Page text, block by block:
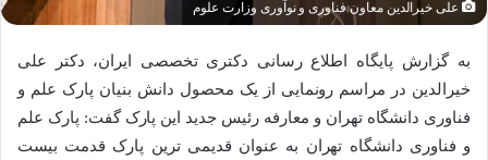
علی خیرالدین معاون فناوری و نوآوری وزارت علوم
به گزارش پایگاه اطلاع رسانی دکتری تخصصی ایران، دکتر علی
خیرالدین در مراسم رونمایی از یک محصول دانش بنیان پارک علم و
فناوری دانشگاه تهران و معارفه رئیس جدید این پارک گفت: پارک علم
و فناوری دانشگاه تهران به عنوان قدیمی ترین پارک قدمت بیست